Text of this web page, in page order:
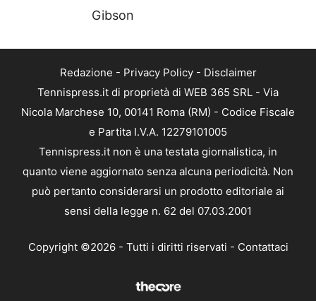
Gibson
Redazione - Privacy Policy- Disclaimer
Tennispress.it di proprietà di WEB 365 SRL - Via
Nicola Marchese 10, 00141 Roma (RM) - Codice Fiscale
e Partita I.V.A. 12279101005
Tennispress.it non è una testata giornalistica, in
quanto viene aggiornato senza alcuna periodicità. Non
può pertanto considerarsi un prodotto editoriale ai
sensi della legge n. 62 del 07.03.2001
Copyright ©2026 - Tutti i diritti riservati - Contattaci